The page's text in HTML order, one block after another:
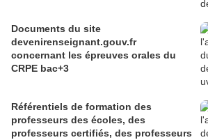
Documents du site
devenirenseignant.gouv.fr
concernant les épreuves orales du
CRPE bac+3
Référentiels de formation des
professeurs des écoles, des
professeurs certifiés, des professeurs